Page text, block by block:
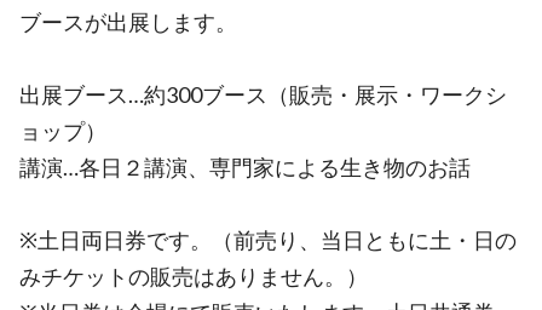
ブースが出展します。
出展ブース…約300ブース（販売・展示・ワークシ
ョップ）
講演…各日２講演、専門家による生き物のお話
※土日両日券です。（前売り、当日ともに土・日の
みチケットの販売はありません。）